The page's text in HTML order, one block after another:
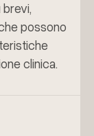
possono
clinica.